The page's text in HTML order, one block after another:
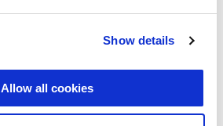
Show details
Allow all cookies
BC 0097.1
M16x1.5